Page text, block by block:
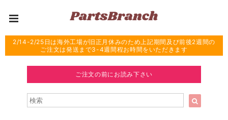
2/14-2/25日は海外工場が旧正月休みのため上記期間及び前後2週間の
ご注文は発送まで3-4週間程お時間をいただきます
ご注文の前にお読み下さい